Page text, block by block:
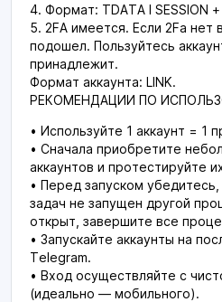
4. Формат: TDATA I SESSION +
5. 2FA имеется. Если 2Fa нет
подошел. Пользуйтесь
принадлежит.
Формат аккаунта: LINK.
РЕКОМЕНДАЦИИ ПО
• Используйте 1 аккаунт = 1
• Сначала приобретите
аккаунтов и протестируйте
• Перед запуском
задач не запущен другой
открыт, завершите все
• Запускайте аккаунты на
Telegram.
• Вход осуществляйте с
(идеально — мобильного).